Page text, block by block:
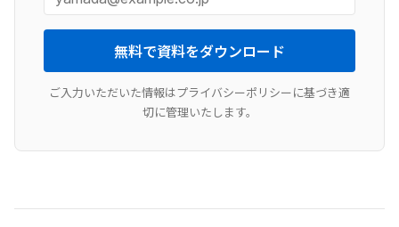
無料で資料をダウンロード
ご入力いただいた情報はプライバシーポリシーに基づき適
切に管理いたします。